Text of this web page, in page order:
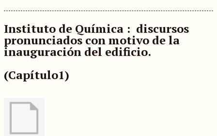
Instituto de Química : discursos
pronunciados con motivo de la
inauguración del edificio.
(Capítulo1)